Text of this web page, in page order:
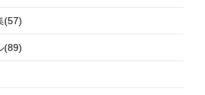
(57)
(89)